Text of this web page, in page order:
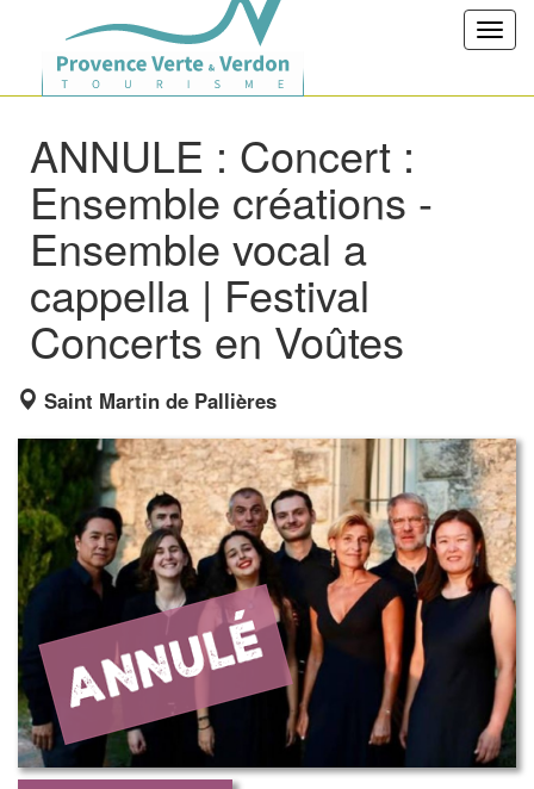
ANNULE : Concert :
Ensemble créations -
Ensemble vocal a
cappella | Festival
Concerts en Voûtes
Saint Martin de Pallières